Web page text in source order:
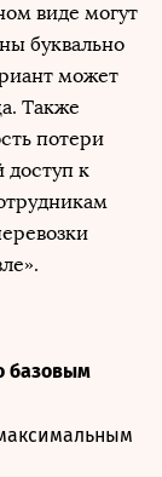
виде могут
буквально
может
Также
потери
доступ к
базовым